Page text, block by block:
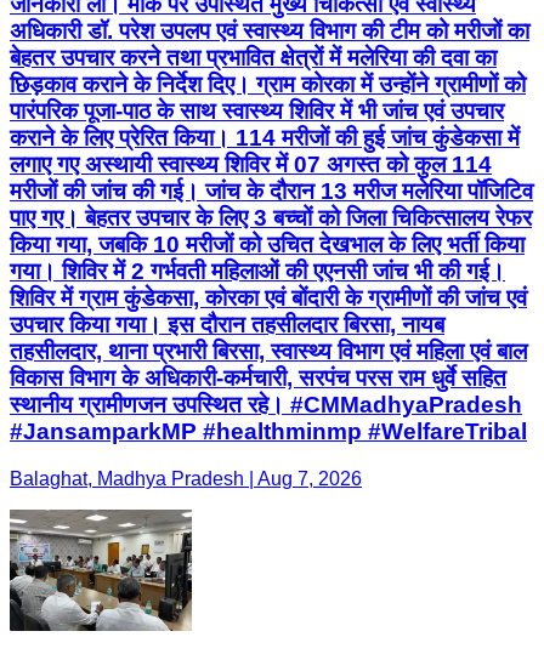
अधिकारी डॉ. परेश उपलप एवं स्वास्थ्य विभाग की टीम को मरीजों का
बेहतर उपचार करने तथा प्रभावित क्षेत्रों में मलेरिया की दवा का
छिड़काव कराने के निर्देश दिए। ग्राम कोरका में उन्होंने ग्रामीणों को
पारंपरिक पूजा-पाठ के साथ स्वास्थ्य शिविर में भी जांच एवं उपचार
कराने के लिए प्रेरित किया। 114 मरीजों की हुई जांच कुंडेकसा में
लगाए गए अस्थायी स्वास्थ्य शिविर में 07 अगस्त को कुल 114
मरीजों की जांच की गई। जांच के दौरान 13 मरीज मलेरिया पॉजिटिव
पाए गए। बेहतर उपचार के लिए 3 बच्चों को जिला चिकित्सालय रेफर
किया गया, जबकि 10 मरीजों को उचित देखभाल के लिए भर्ती किया
गया। शिविर में 2 गर्भवती महिलाओं की एएनसी जांच भी की गई।
शिविर में ग्राम कुंडेकसा, कोरका एवं बोंदारी के ग्रामीणों की जांच एवं
उपचार किया गया। इस दौरान तहसीलदार बिरसा, नायब
तहसीलदार, थाना प्रभारी बिरसा, स्वास्थ्य विभाग एवं महिला एवं बाल
विकास विभाग के अधिकारी-कर्मचारी, सरपंच परस राम धुर्वे सहित
स्थानीय ग्रामीणजन उपस्थित रहे। #CMMadhyaPradesh
#JansamparkMP #healthminmp #WelfareTribal
Balaghat, Madhya Pradesh | Aug 7, 2026